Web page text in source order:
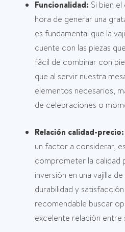
Funcionalidad: Si bien
hora de generar una
es fundamental que la
cuente con las piezas
fácil de combinar con
que al servir nuestra
elementos necesarios,
de celebraciones o
Relación calidad-precio:
un factor a considerar,
comprometer la calidad
inversión en una vajilla
durabilidad y
recomendable buscar
excelente relación entre